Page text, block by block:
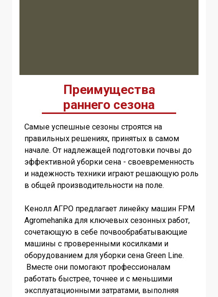
Преимущества
раннего сезона
Самые успешные сезоны строятся на
правильных решениях, принятых в самом
начале. От надлежащей подготовки почвы до
эффективной уборки сена - своевременность
и надежность техники играют решающую роль
в общей производительности на поле.
Кенолл АГРО предлагает линейку машин FPM
Agromehanika для ключевых сезонных работ,
сочетающую в себе почвообрабатывающие
машины с проверенными косилками и
оборудованием для уборки сена Green Line.
Вместе они помогают профессионалам
работать быстрее, точнее и с меньшими
эксплуатационными затратами, выполняя